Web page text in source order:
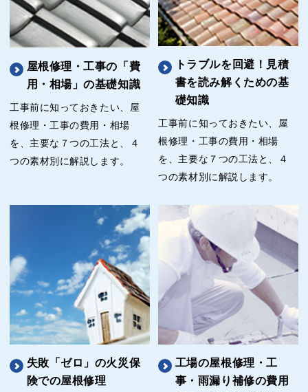
屋根修理・工事の「費
用・相場」の基礎知識
工事前に知っておきたい、屋
根修理・工事の費用・相場
を、主要な７つの工法と、４
つの素材別に解説します。
トラブルを回避！見積
書を読み解くための基
礎知識
工事前に知っておきたい、屋
根修理・工事の費用・相場
を、主要な７つの工法と、４
つの素材別に解説します。
失敗「ゼロ」の火災保
険での屋根修理
工場の屋根修理・工
事・雨漏り補修の費用